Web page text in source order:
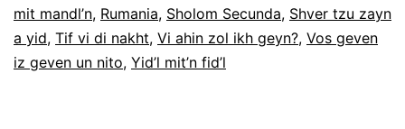
mit mandl’n, Rumania, Sholom Secunda, Shver tzu zayn
a yid, Tif vi di nakht, Vi ahin zol ikh geyn?, Vos geven
iz geven un nito, Yid’l mit’n fid’l